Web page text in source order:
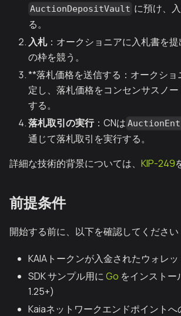
AuctionDepositVault に預け、
る。
入札：オークショニアに入札書を
の枠を競う。
**落札価格を送信する：オークシ
定し、落札価格をコンセンサスノ
する。
落札取引の実行：CNは
通じて落札取引を実行する。
詳細な技術的背景については、 KIP-249
前提条件
開始する前に、以下を確認してください
KAIAトークンが入金されたウォレッ
SDK サンプル用にGo をインストー
1.25+)
Kaiaネットワークエンドポイント